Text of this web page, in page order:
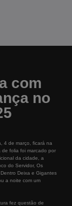
com
no
4 de março, ficará na
de folia foi marcado por
da cidade, a
do Servidor, Os
Deixa e Gigantes
a noite com um
fez questão de